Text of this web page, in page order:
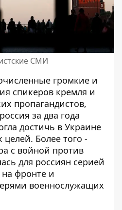
СМИ
громкие и
спикеров кремля и
пропагандистов,
за два года
достичь в Украине
целей. Более того -
с войной против
для россиян серией
фронте и
военнослужащих